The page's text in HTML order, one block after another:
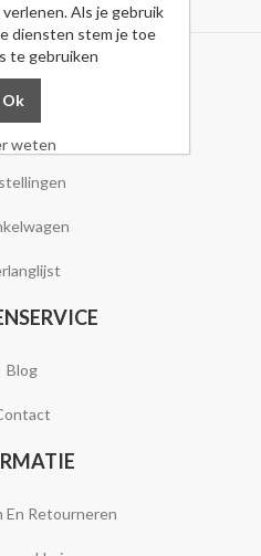
Account
Blog
En Retourneren
Als je gebruik
diensten stem je toe
te gebruiken
weten